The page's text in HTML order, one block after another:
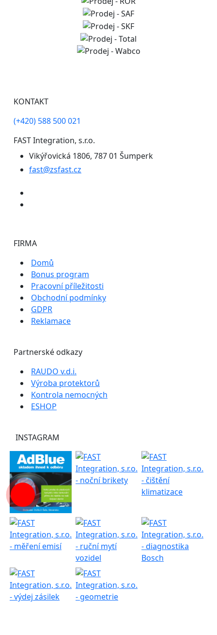
KONTAKT
(+420) 588 500 021
FAST Integration, s.r.o.
Vikýřovická 1806, 787 01 Šumperk
fast@zsfast.cz
FIRMA
Domů
Bonus program
Pracovní příležitosti
Obchodní podmínky
GDPR
Reklamace
Partnerské odkazy
RAUDO v.d.i.
Výroba protektorů
Kontrola nemocných
ESHOP
INSTAGRAM